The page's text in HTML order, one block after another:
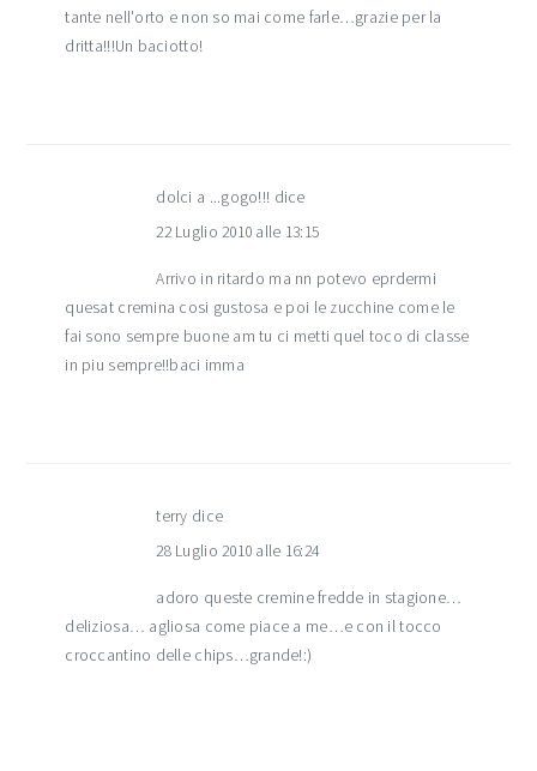
tante nell'orto e non so mai come farle…grazie per la
dritta!!!Un baciotto!
dolci a ...gogo!!! dice
22 Luglio 2010 alle 13:15
Arrivo in ritardo ma nn potevo eprdermi
quesat cremina cosi gustosa e poi le zucchine come le
fai sono sempre buone am tu ci metti quel toco di classe
in piu sempre!!baci imma
terry dice
28 Luglio 2010 alle 16:24
adoro queste cremine fredde in stagione…
deliziosa… agliosa come piace a me…e con il tocco
croccantino delle chips…grande!:)